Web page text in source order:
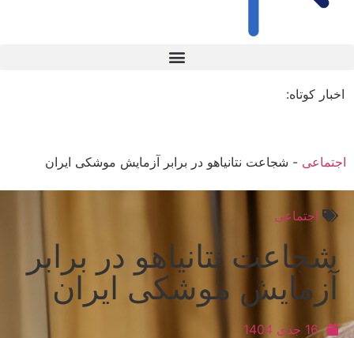
اخبار کوتاه:
اجتماعی - شجاعت نتانیاهو در برابر آزمایش موشکی ایران
اجتماعی
شجاعت نتانیاهو در برابر
آزمایش موشکی ایران
16 جدی 1404